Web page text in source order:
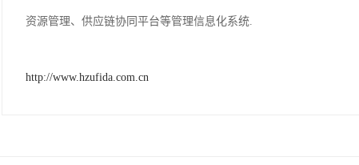
资源管理、供应链协同平台等管理信息化系统.
http://www.hzufida.com.cn